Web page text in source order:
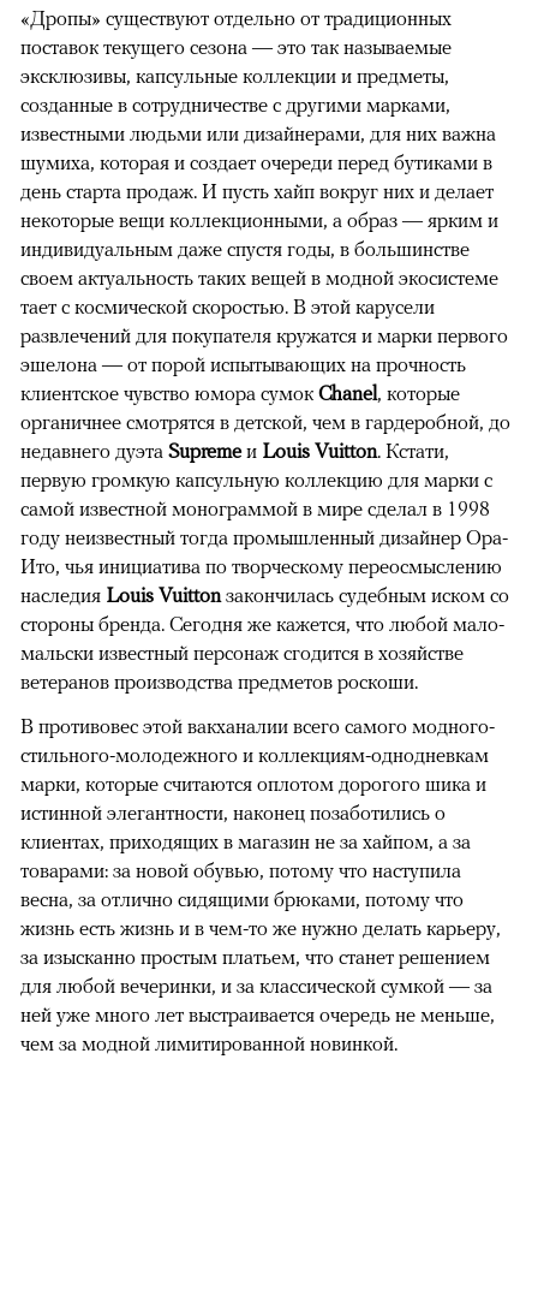
«Дропы» существуют отдельно от традиционных
поставок текущего сезона — это так называемые
эксклюзивы, капсульные коллекции и предметы,
созданные в сотрудничестве с другими марками,
известными людьми или дизайнерами, для них важна
шумиха, которая и создает очереди перед бутиками в
день старта продаж. И пусть хайп вокруг них и делает
некоторые вещи коллекционными, а образ — ярким и
индивидуальным даже спустя годы, в большинстве
своем актуальность таких вещей в модной экосистеме
тает с космической скоростью. В этой карусели
развлечений для покупателя кружатся и марки первого
эшелона — от порой испытывающих на прочность
клиентское чувство юмора сумок Chanel, которые
органичнее смотрятся в детской, чем в гардеробной, до
недавнего дуэта Supremeи Louis Vuitton. Кстати,
первую громкую капсульную коллекцию для марки с
самой известной монограммой в мире сделал в 1998
году неизвестный тогда промышленный дизайнер Ора-
Ито, чья инициатива по творческому переосмыслению
наследия Louis Vuittonзакончилась судебным иском со
стороны бренда. Сегодня же кажется, что любой мало-
мальски известный персонаж сгодится в хозяйстве
ветеранов производства предметов роскоши.
В противовес этой вакханалии всего самого модного-
стильного-молодежного и коллекциям-однодневкам
марки, которые считаются оплотом дорогого шика и
истинной элегантности, наконец позаботились о
клиентах, приходящих в магазин не за хайпом, а за
товарами: за новой обувью, потому что наступила
весна, за отлично сидящими брюками, потому что
жизнь есть жизнь и в чем-то же нужно делать карьеру,
за изысканно простым платьем, что станет решением
для любой вечеринки, и за классической сумкой — за
ней уже много лет выстраивается очередь не меньше,
чем за модной лимитированной новинкой.